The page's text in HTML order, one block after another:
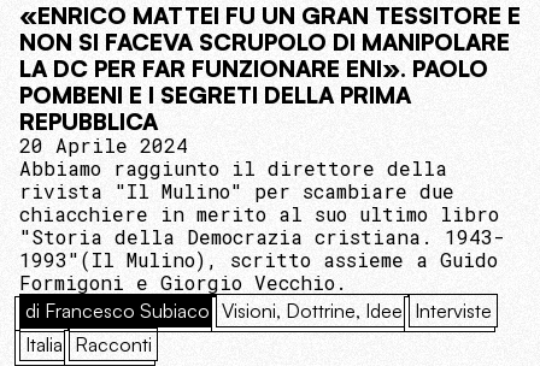
«ENRICO MATTEI FU UN GRAN TESSITORE E
NON SI FACEVA SCRUPOLO DI MANIPOLARE
LA DC PER FAR FUNZIONARE ENI». PAOLO
POMBENI E I SEGRETI DELLA PRIMA
REPUBBLICA
20 Aprile 2024
Abbiamo raggiunto il direttore della
rivista "Il Mulino" per scambiare due
chiacchiere in merito al suo ultimo libro
"Storia della Democrazia cristiana. 1943-
1993"(Il Mulino), scritto assieme a Guido
Formigoni e Giorgio Vecchio.
di Francesco Subiaco Visioni, Dottrine, Idee Interviste
Italia Racconti